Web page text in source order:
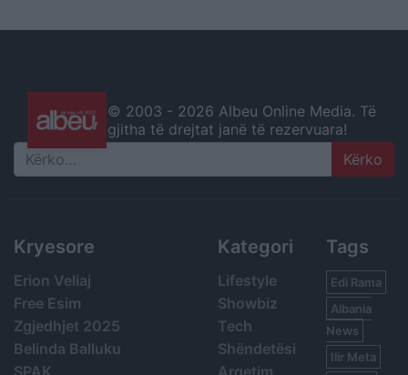
© 2003 - 2026 Albeu Online Media. Të
gjitha të drejtat janë të rezervuara!
Search
Kryesore
Erion Veliaj
Free Esim
Zgjedhjet 2025
Belinda Balluku
Kategori
Lifestyle
Showbiz
Tech
Shëndetësi
Tags
Edi Rama
Albania
News
Ilir Meta